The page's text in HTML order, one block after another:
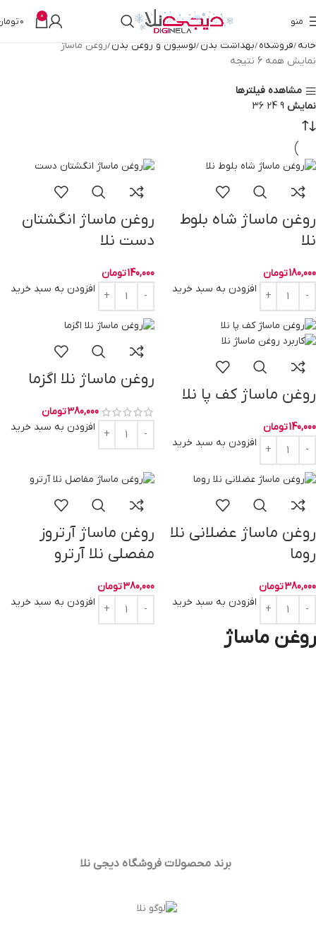
منو 0
0
خانه فروشگاه بهداشت بدن لوسیون و روغن بدن روغن ماساژ
نمایش همه 6 نتیجه
مشاهده فیلترها
نمایش 9
24
36
روغن ماساژ شاه بلوط
نلا
180,000تومان
افزودن به سبد خرید
روغن ماساژ انگشتان
دست نلا
140,000تومان
افزودن به سبد خرید
روغن ماساژ کف پا نلا
140,000تومان
افزودن به سبد خرید
روغن ماساژ نلا اگزما
380,000تومان
افزودن به سبد خرید
روغن ماساژ عضلانی نلا
روما
380,000تومان
افزودن به سبد خرید
روغن ماساژ آرتروز
مفصلی نلا آرترو
380,000تومان
افزودن به سبد خرید
روغن ماساژ
برند محصولات فروشگاهدیجی نلا